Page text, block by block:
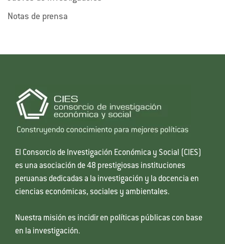
Notas de prensa
El Consorcio de Investigación Económica y Social (CIES)
es una asociación de 48 prestigiosas instituciones
peruanas dedicadas a la investigación y la docencia en
ciencias económicas, sociales y ambientales.
Nuestra misión es incidir en políticas públicas con base
en la investigación.